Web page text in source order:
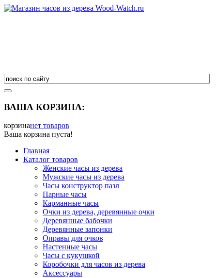
ВАША КОРЗИНА:
корзинанет товаров
Ваша корзина пуста!
Главная
Каталог товаров
Женские часы из дерева
Мужские часы из дерева
Часы конструктор пазл
Парные часы
Карманные часы
Очки из дерева, деревянные очки
Деревянные бабочки
Деревянные запонки
Оправы для очков
Настенные часы
Часы с кукушкой
Коробочки для часов из дерева
Аксессуары